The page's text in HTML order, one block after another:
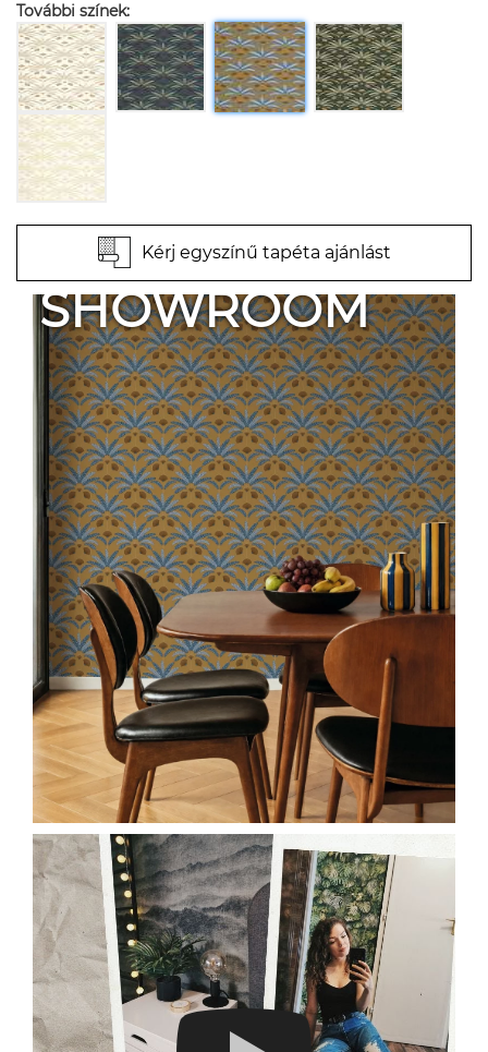
További színek:
Kérj egyszínű tapéta ajánlást
SHOWROOM